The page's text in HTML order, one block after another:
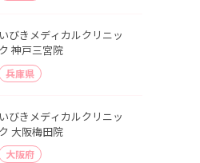
いびきメディカルクリニッ
ク 神戸三宮院
兵庫県
いびきメディカルクリニッ
ク 大阪梅田院
大阪府